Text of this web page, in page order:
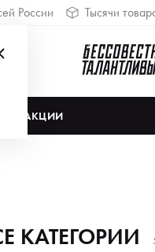
России Тысячи
АКЦИИ
КАТЕГОРИИ